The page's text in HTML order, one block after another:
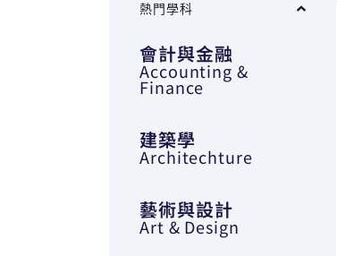
熱門學科
會計與金融
Accounting &
Finance
建築學
Architechture
藝術與設計
Art & Design